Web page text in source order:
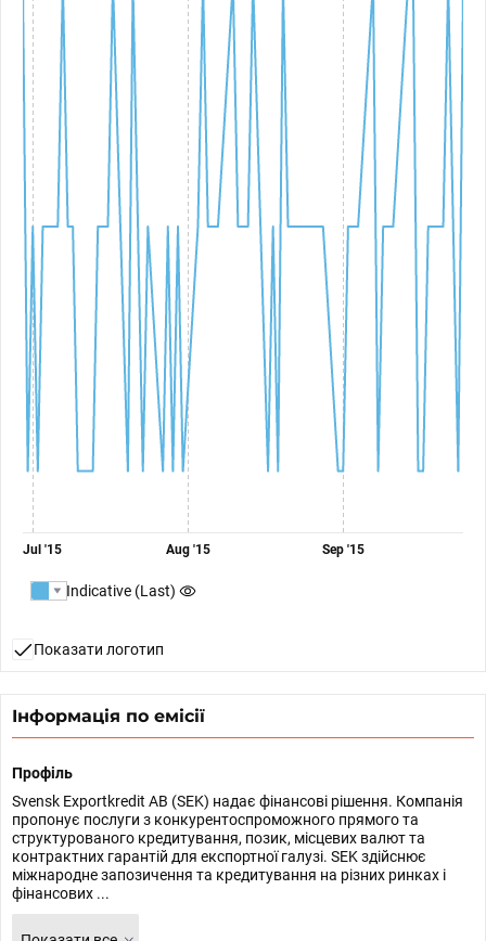
Jul '15 Aug '15 Sep '15
Indicative (Last)
Показати логотип
Інформація по емісії
Профіль
Svensk Exportkredit AB (SEK) надає фінансові рішення. Компанія
пропонує послуги з конкурентоспроможного прямого та
структурованого кредитування, позик, місцевих валют та
контрактних гарантій для експортної галузі. SEK здійснює
міжнародне запозичення та кредитування на різних ринках і
фінансових ...